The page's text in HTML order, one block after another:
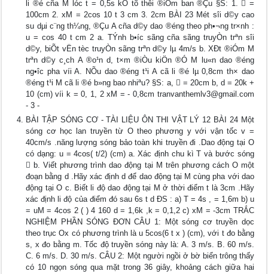
li ®é cña M lóc t = 0,5s kÓ tõ thêi ®iÓm ban ®Çu §S: 1.  =
100cm 2. xM = 2cos 10 t 3 cm 3. 2cm BÀI 23 Mét sîi d©y cao
su dµi c¨ng th¼ng, ®Çu A cña d©y dao ®éng theo ph•¬ng tr×nh :
u = cos 40 t cm 2 a. TÝnh b•íc sãng cña sãng truyÒn trªn sîi
d©y, biÕt vËn tèc truyÒn sãng trªn d©y lµ 4m/s b. XÐt ®iÓm M
trªn d©y c¸ch A ®o¹n d, t×m ®iÒu kiÖn ®Ó M lu«n dao ®éng
ng•îc pha víi A. NÕu dao ®éng t¹i A cã li ®é lµ 0,8cm th× dao
®éng t¹i M cã li ®é b»ng bao nhiªu? §S: a,  = 20cm b, d = 20k +
10 (cm) víi k = 0, 1, 2 xM = - 0,8cm tranvanthemlv3@gmail.com
- 3 -
BÀI TẬP SÓNG CƠ - TÀI LIỆU ÔN THI VẬT LÝ 12 BÀI 24 Một
sóng cơ học lan truyền từ O theo phương y với vận tốc v =
40cm/s .năng lượng sóng bảo toàn khi truyền đi .Dao động tại O
có dạng: u = 4cos( t/2) (cm) a. Xác định chu kì T và bước sóng
 b. Viết phương trình dao động tại M trên phương cách O một
đoạn bằng d .Hãy xác định d để dao động tại M cùng pha với dao
động tại O c. Biết li độ dao động tại M ở thời điểm t là 3cm .Hãy
xác định li độ của điểm đó sau 6s t d ĐS : a) T = 4s , = 1,6m b) u
= uM = 4cos 2 ( ) 4 160 d = 1,6k ,k = 0,1,2 c) xM = -3cm TRẮC
NGHIỆM PHẦN SÓNG ĐƠN CÂU 1: Một sóng cơ truyền dọc
theo trục Ox có phương trình là u 5cos(6 t x ) (cm), với t đo bằng
s, x đo bằng m. Tốc độ truyền sóng này là: A. 3 m/s. B. 60 m/s.
C. 6 m/s. D. 30 m/s. CÂU 2: Một người ngồi ở bờ biển trông thấy
có 10 ngọn sóng qua mặt trong 36 giây, khoảng cách giữa hai